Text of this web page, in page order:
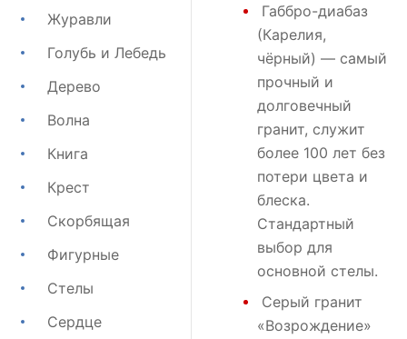
Журавли
Голубь и Лебедь
Дерево
Волна
Книга
Крест
Скорбящая
Фигурные
Стелы
Сердце
Габбро-диабаз
(Карелия,
чёрный) — самый
прочный и
долговечный
гранит, служит
более 100 лет без
потери цвета и
блеска.
Стандартный
выбор для
основной стелы.
Серый гранит
«Возрождение»